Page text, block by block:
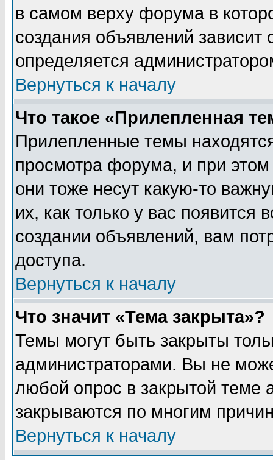
в самом верху форума в
создания объявлений зависит
определяется
Вернуться к началу
Что такое «Прилепленная
Прилепленные темы
просмотра форума, и при
они тоже несут какую-то
их, как только у вас появится
создании объявлений, вам
доступа.
Вернуться к началу
Что значит «Тема закрыта»?
Темы могут быть закрыты
администраторами. Вы не
любой опрос в закрытой теме
закрываются по многим
Вернуться к началу